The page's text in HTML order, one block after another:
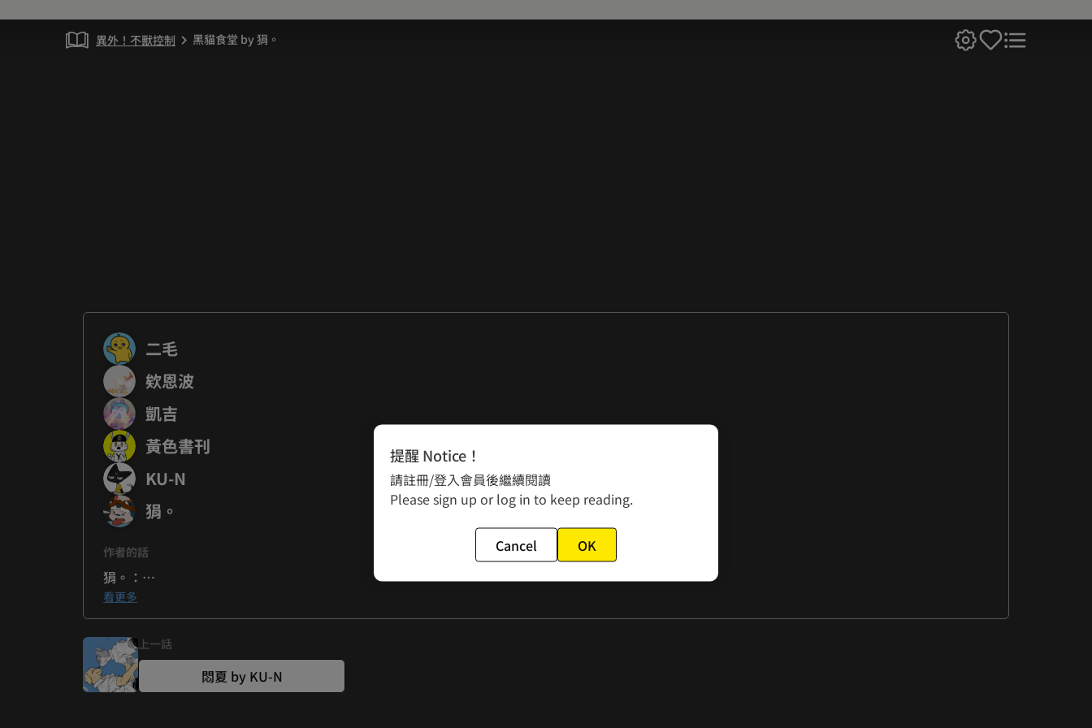
異外！不獸控制 chevron_right 黑貓食堂 by 狷。
二毛
欸恩波
凱吉
黃色書刊
KU-N
狷。
作者的話
狷。：
鹹水雞小辣，胡椒可以多一點，不要加番茄醬。
☆.。.:・°☆.。.:・°☆.。.:*
✿如何「按讚點豆」？
看更多
上一話
悶夏 by KU-N
提醒 Notice！
請註冊/登入會員後繼續閱讀
Please sign up or log in to keep reading.
Cancel OK